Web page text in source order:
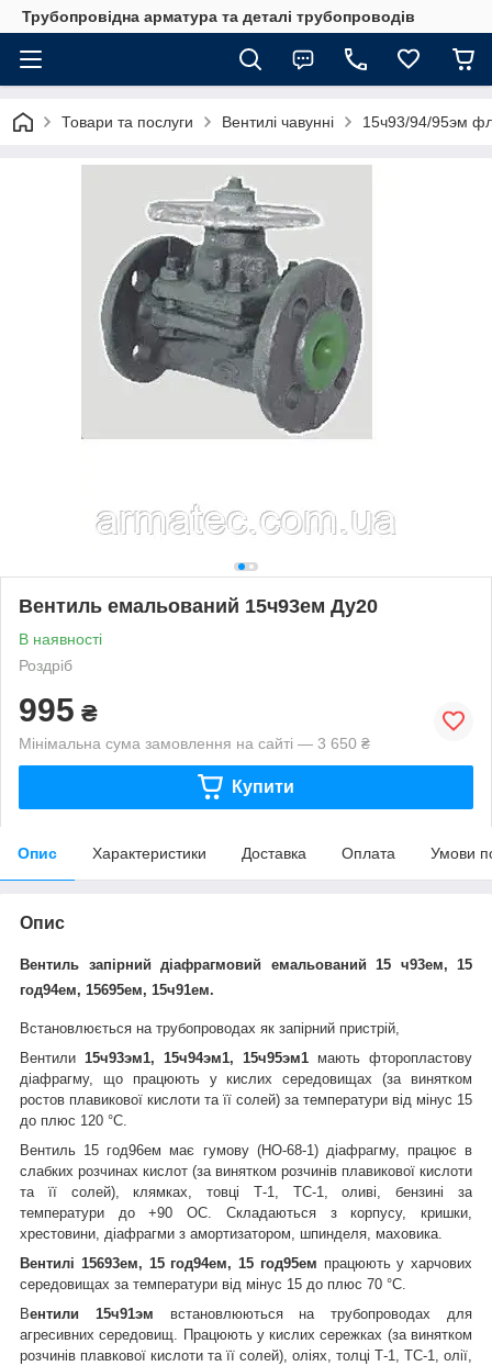
Трубопровідна арматура та деталі трубопроводів
Товари та послуги Вентилі чавунні 15ч93/94/95эм
Вентиль емальований 15ч93ем Ду20
В наявності
Роздріб
995 ₴
Мінімальна сума замовлення на сайті — 3 650 ₴
Купити
Опис Характеристики Доставка Оплата Умови
Опис
Вентиль запірний діафрагмовий емальований 15 ч93ем, 15
год94ем, 15695ем, 15ч91ем.
Встановлюється на трубопроводах як запірний пристрій,
Вентили 15ч93эм1, 15ч94эм1, 15ч95эм1 мають фторопластову
діафрагму, що працюють у кислих середовищах (за винятком
ростов плавикової кислоти та її солей) за температури від мінус 15
до плюс 120 °C.
Вентиль 15 год96ем має гумову (НО-68-1) діафрагму, працює в
слабких розчинах кислот (за винятком розчинів плавикової кислоти
та її солей), клямках, товці Т-1, ТС-1, оливі, бензині за
температури до +90 ОС. Складаються з корпусу, кришки,
хрестовини, діафрагми з амортизатором, шпинделя, маховика.
Вентилі 15693ем, 15 год94ем, 15 год95ем працюють у харчових
середовищах за температури від мінус 15 до плюс 70 °C.
Вентили 15ч91эм встановлюються на трубопроводах для
агресивних середовищ. Працюють у кислих сережках (за винятком
розчинів плавкової кислоти та її солей), оліях, толці Т-1, ТС-1, олії,